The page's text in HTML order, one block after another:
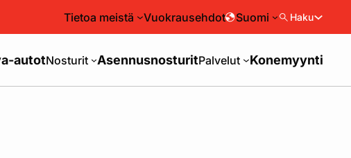
Tietoa meistä Vuokrausehdot Suomi Haku
autotNosturit AsennusnosturitPalvelut Konemyynti